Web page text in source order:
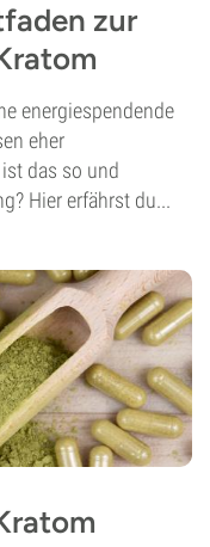
zur
energiespendende
eher
das so und
Hier erfährst du...